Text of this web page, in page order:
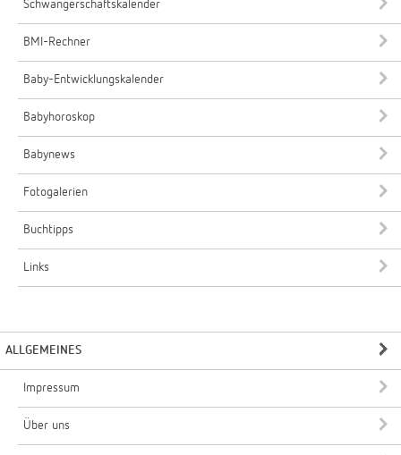
Schwangerschaftskalender
BMI-Rechner
Baby-Entwicklungskalender
Babyhoroskop
Babynews
Fotogalerien
Buchtipps
Links
ALLGEMEINES
Impressum
Über uns